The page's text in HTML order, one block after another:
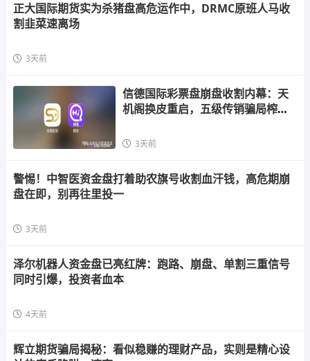
正大国际期货实为杀猪盘高危运作中，DRMC原班人马收
割韭菜速离场
3天前
信德国际彩票盘崩盘收割内幕：天
机阁换皮重启，五级传销骗局榨干
3天前
警惕！中智医资金盘打着助农旗号收割血汗钱，高危期崩
盘在即，别再往里投一
3天前
泽尔机器人资金盘已亮红牌：跑路、崩盘、单割三重信号
同时引爆，投资者血本
4天前
辉立期货骗局揭秘：看似稳赚的理财产品，实则是精心设